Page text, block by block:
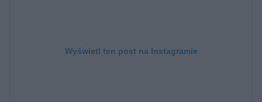
Wyświetl ten post na Instagramie